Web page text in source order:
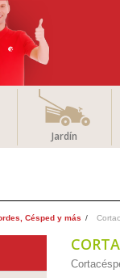
Jardín
Césped y más